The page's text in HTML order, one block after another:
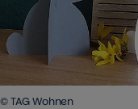
© TAG Wohnen